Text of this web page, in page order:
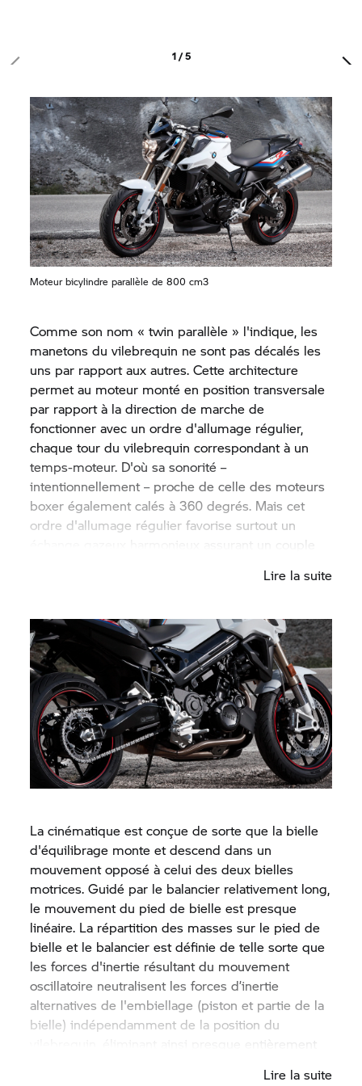
1 / 5
Moteur bicylindre parallèle de 800 cm3
Comme son nom « twin parallèle » l'indique, les
manetons du vilebrequin ne sont pas décalés les
uns par rapport aux autres. Cette architecture
permet au moteur monté en position transversale
par rapport à la direction de marche de
fonctionner avec un ordre d'allumage régulier,
chaque tour du vilebrequin correspondant à un
temps-moteur. D'où sa sonorité –
intentionnellement – proche de celle des moteurs
boxer également calés à 360 degrés. Mais cet
ordre d'allumage régulier favorise surtout un
échange gazeux harmonieux assurant un couple
ainsi les conditions de base requises pour un
sportive. Les pré-requis habituels pour une
conduite dynamique ont déjà été remplis.
Les forces d'inertie de premier et de deuxième
ordre inévitables sur les moteurs à deux cylindres
sont compensées par un système d’équilibrage,
certes déjà connu, mais toujours inégalé. Un
système articulé guidé, centré sur le vilebrequin et
présentant des masselottes à disposition définie,
remplace les arbres d'équilibrage conventionnels
cette configuration, un excentrique calé sur le
vilebrequin à 180 degrés par rapport aux
manetons porte une bielle dite d’équilibrage.
Celle-ci est articulée sur un bras d'équilibrage.
Lire la suite
La cinématique est conçue de sorte que la bielle
d'équilibrage monte et descend dans un
mouvement opposé à celui des deux bielles
motrices. Guidé par le balancier relativement long,
le mouvement du pied de bielle est presque
linéaire. La répartition des masses sur le pied de
bielle et le balancier est définie de telle sorte que
les forces d'inertie résultant du mouvement
oscillatoire neutralisent les forces d’inertie
alternatives de l'embiellage (piston et partie de la
bielle) indépendamment de la position du
vilebrequin, éliminant ainsi presque entièrement
Lire la suite